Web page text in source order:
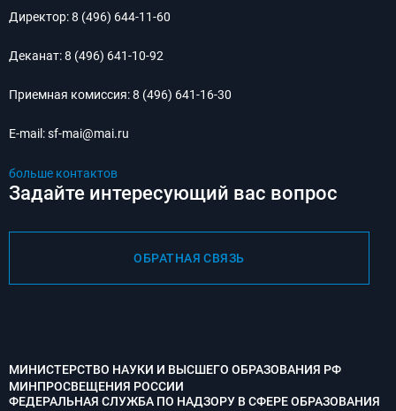
Директор:8 (496) 644-11-60
Деканат:8 (496) 641-10-92
Приемная комиссия:8 (496) 641-16-30
E-mail:sf-mai@mai.ru
больше контактов
Задайте интересующий вас вопрос
ОБРАТНАЯ СВЯЗЬ
МИНИСТЕРСТВО НАУКИ И ВЫСШЕГО ОБРАЗОВАНИЯ РФ
МИНПРОСВЕЩЕНИЯ РОССИИ
ФЕДЕРАЛЬНАЯ СЛУЖБА ПО НАДЗОРУ В СФЕРЕ ОБРАЗОВАНИЯ